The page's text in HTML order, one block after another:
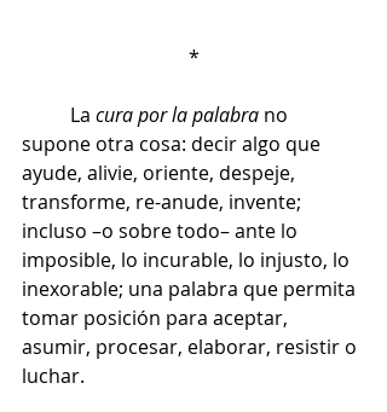
*
	La
cura por la palabra no
supone otra cosa: decir algo que
ayude, alivie, oriente, despeje,
transforme, re-anude, invente;
incluso –o sobre todo– ante lo
imposible, lo incurable, lo injusto, lo
inexorable; una palabra que permita
tomar posición para aceptar,
asumir, procesar, elaborar, resistir o
luchar.